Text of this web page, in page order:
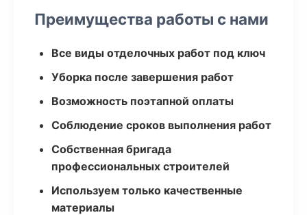
Преимущества работы с нами
Все виды отделочных работ под ключ
Уборка после завершения работ
Возможность поэтапной оплаты
Соблюдение сроков выполнения работ
Собственная бригада
профессиональных строителей
Используем только качественные
материалы